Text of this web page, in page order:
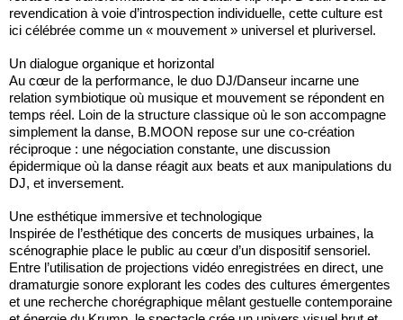
revendication à voie d’introspection individuelle, cette culture est
ici célébrée comme un « mouvement » universel et pluriversel.
Un dialogue organique et horizontal
Au cœur de la performance, le duo DJ/Danseur incarne une
relation symbiotique où musique et mouvement se répondent en
temps réel. Loin de la structure classique où le son accompagne
simplement la danse, B.MOON repose sur une co-création
réciproque : une négociation constante, une discussion
épidermique où la danse réagit aux beats et aux manipulations du
DJ, et inversement.
Une esthétique immersive et technologique
Inspirée de l’esthétique des concerts de musiques urbaines, la
scénographie place le public au cœur d’un dispositif sensoriel.
Entre l’utilisation de projections vidéo enregistrées en direct, une
dramaturgie sonore explorant les codes des cultures émergentes
et une recherche chorégraphique mêlant gestuelle contemporaine